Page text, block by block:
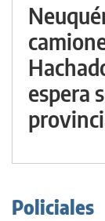
espera
Policiales